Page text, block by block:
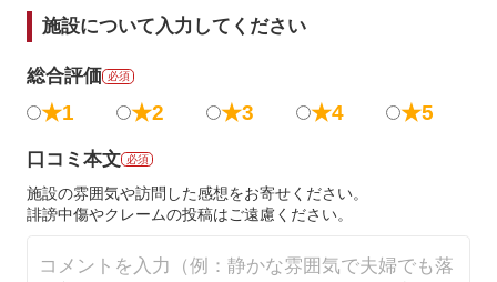
施設について入力してください
総合評価 必須
★1 ★2 ★3 ★4 ★5
口コミ本文 必須
施設の雰囲気や訪問した感想をお寄せください。
誹謗中傷やクレームの投稿はご遠慮ください。